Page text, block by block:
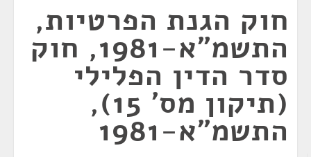
חוק הגנת הפרטיות,
התשמ"א-1981, חוק
סדר הדין הפלילי
(תיקון מס' 15),
התשמ"א-1981